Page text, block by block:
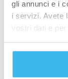
gli annunci e i
i servizi. Avete
vostri dati e
in cui avete
modificare o
momento dalla